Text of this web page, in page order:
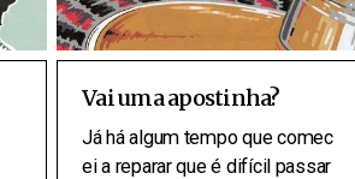
Vai uma apostinha?
Já há algum tempo que comec
ei a reparar que é difícil passar